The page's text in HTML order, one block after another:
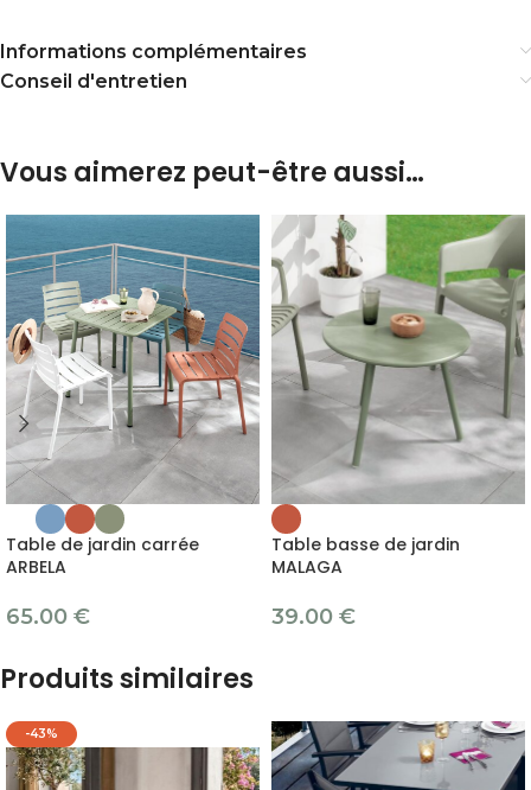
Informations complémentaires
Conseil d'entretien
Vous aimerez peut-être aussi…
Table de jardin carrée
ARBELA
65.00 €
Table basse de jardin
MALAGA
39.00 €
Produits similaires
-43%